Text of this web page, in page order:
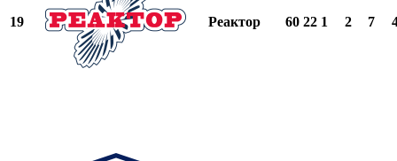
19 Реактор 60 22 1 2 7